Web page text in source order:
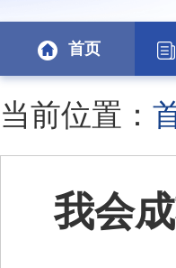
首页
当前位置：
我会